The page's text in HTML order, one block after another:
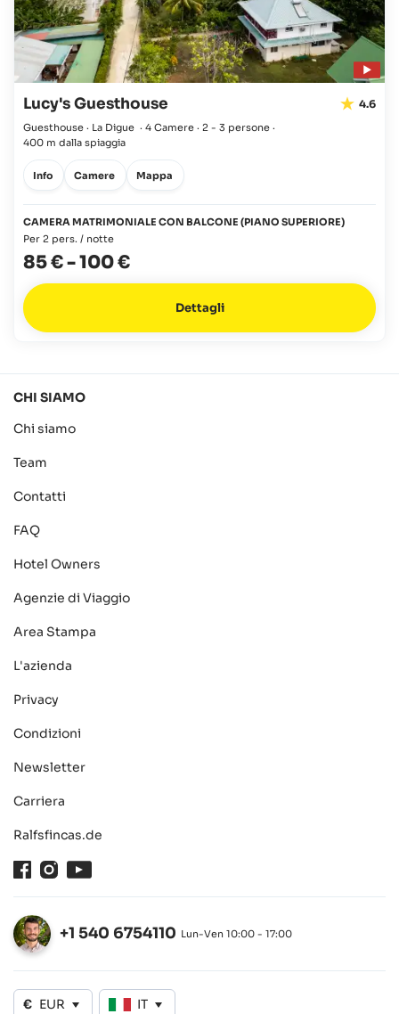
Lucy's Guesthouse 4.6
Guesthouse · La Digue · 4 Camere · 2 - 3 persone ·
400 m dalla spiaggia
Info Camere Mappa
CAMERA MATRIMONIALE CON BALCONE (PIANO SUPERIORE)
Per 2 pers. / notte
85 €-100 €
Dettagli
CHI SIAMO
Chi siamo
Team
Contatti
FAQ
Hotel Owners
Agenzie di Viaggio
Area Stampa
L'azienda
Privacy
Condizioni
Newsletter
Carriera
Ralfsfincas.de
FacebookInstagram
Aperto
+1 540 6754110 Lun-Ven 10:00 - 17:00
€ EUR IT